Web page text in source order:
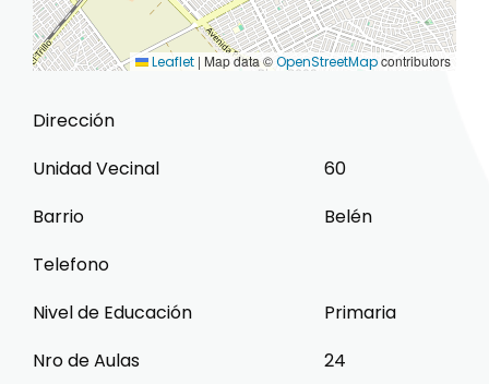
Leaflet | Map data ©OpenStreetMapcontributors
Dirección
Unidad Vecinal
60
Barrio
Belén
Telefono
Nivel de Educación
Primaria
Nro de Aulas
24